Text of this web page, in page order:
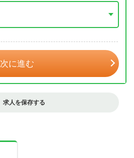
次に進む
求人を保存する